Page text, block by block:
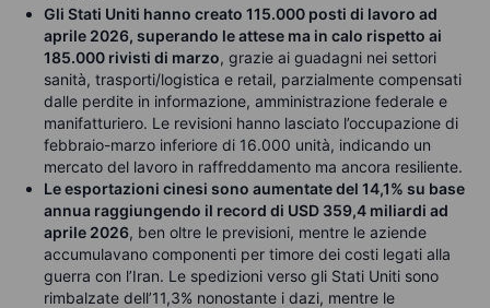
Gli Stati Uniti hanno creato 115.000 posti di lavoro ad
aprile 2026, superando le attese ma in calo rispetto ai
185.000 rivisti di marzo, grazie ai guadagni nei settori
sanità, trasporti/logistica e retail, parzialmente compensati
dalle perdite in informazione, amministrazione federale e
manifatturiero. Le revisioni hanno lasciato l’occupazione di
febbraio-marzo inferiore di 16.000 unità, indicando un
mercato del lavoro in raffreddamento ma ancora resiliente.
Le esportazioni cinesi sono aumentate del 14,1% su base
annua raggiungendo il record di USD 359,4 miliardi ad
aprile 2026, ben oltre le previsioni, mentre le aziende
accumulavano componenti per timore dei costi legati alla
guerra con l’Iran. Le spedizioni verso gli Stati Uniti sono
rimbalzate dell’11,3% nonostante i dazi, mentre le